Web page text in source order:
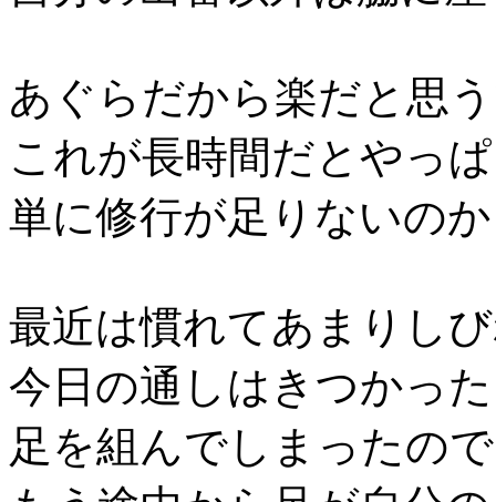
あぐらだから楽だと思
これが長時間だとやっ
単に修行が足りないの
最近は慣れてあまりし
今日の通しはきつかっ
足を組んでしまったの